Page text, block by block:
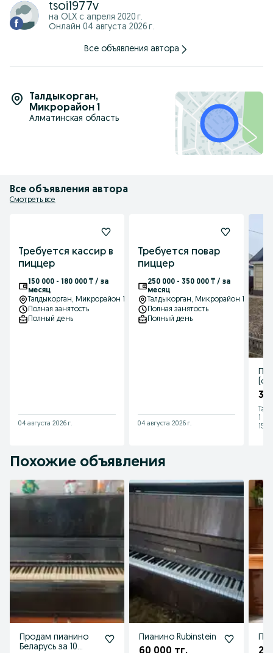
tsoi1977v
на OLX с апреля 2020 г.
Онлайн 04 августа 2026 г.
Все объявления автора
Талдыкорган,
Микрорайон 1
Алматинская область
Все объявления автора
Смотреть все
Требуется кассир в
пиццер
150 000 - 180 000 ₸ / за
месяц
Талдыкорган, Микрорайон 1
Полная занятость
Полный день
04 августа 2026 г.
Требуется повар
пиццер
250 000 - 350 000 ₸ / за
месяц
Талдыкорган, Микрорайон 1
Полная занятость
Полный день
04 августа 2026 г.
38
1
15
Похожие объявления
Продам пианино
Беларусь за 10
Пианино Rubinstein